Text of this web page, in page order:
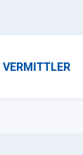
VERMITTLER